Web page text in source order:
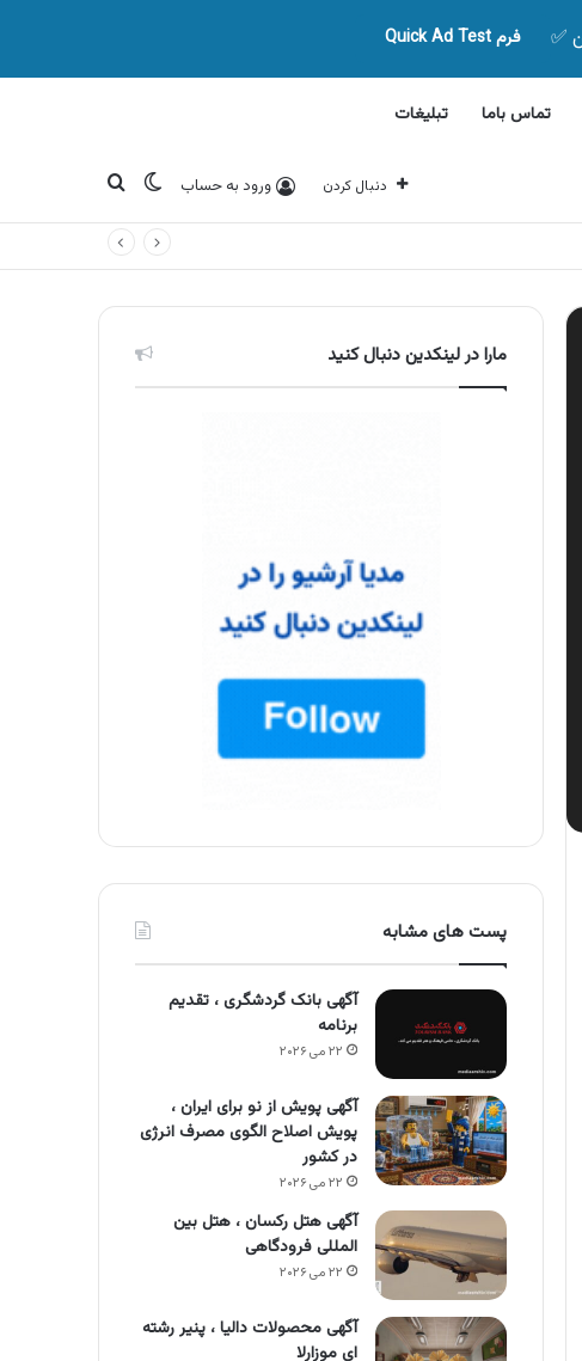
فرم Quick Ad Test
تماس باما تبلیغات
دنبال کردن ورود به حساب تغییر پوسته
جستجو برای
مارا در لینکدین دنبال کنید
پست های مشابه
آگهی بانک گردشگری ، تقدیم
برنامه
۲۲ می ۲۰۲۶
آگهی پویش از نو برای ایران ،
پویش اصلاح الگوی مصرف انرژی
در کشور
۲۲ می ۲۰۲۶
آگهی هتل رکسان ، هتل بین
المللی فرودگاهی
۲۲ می ۲۰۲۶
آگهی محصولات دالیا ، پنیر رشته
ای موزارلا